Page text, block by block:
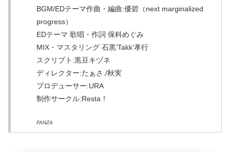
BGM/EDテーマ作曲・編曲:優碧（next marginalized
progress）
EDテーマ 歌唱・作詞 保科めぐみ
MIX・マスタリング 石黒’Takk’孝行
スクリプト:黒豆キヅネ
ディレクター:たぁさ./秋実
プロデューサー:URA
制作サークル:Resta！
FANZA